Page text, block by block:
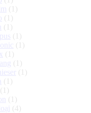
(1)
(1)
(1)
(1)
(1)
(1)
(1)
(1)
(1)
(1)
(1)
(4)